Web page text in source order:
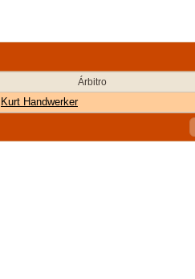
Árbitro
Kurt Handwerker